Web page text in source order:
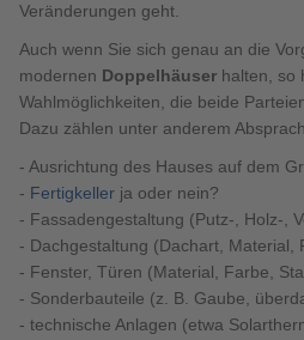
Veränderungen geht.
Auch wenn Sie sich genau an die
modernen Doppelhäuser halten, so
Wahlmöglichkeiten, die beide
Dazu zählen unter anderem
- Ausrichtung des Hauses auf dem
- Fertigkeller ja oder nein?
- Fassadengestaltung (Putz-, Holz-,
- Dachgestaltung (Dachart, Material,
- Fenster, Türen (Material, Farbe,
- Sonderbauteile (z. B. Gaube,
- technische Anlagen (etwa